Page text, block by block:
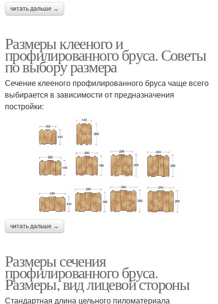
читать дальше →
Размеры клееного и
профилированного бруса. Советы
по выбору размера
Сечение клееного профилированного бруса чаще всего
выбирается в зависимости от предназначения
постройки:
читать дальше →
Размеры сечения
профилированного бруса.
Размеры, вид лицевой стороны
Стандартная длина цельного пиломатериала